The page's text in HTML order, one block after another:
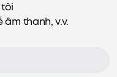
thanh, v.v.